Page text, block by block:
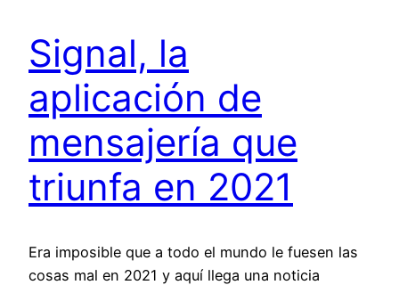
Signal, la
aplicación de
mensajería que
triunfa en 2021
Era imposible que a todo el mundo le fuesen las
cosas mal en 2021 y aquí llega una noticia